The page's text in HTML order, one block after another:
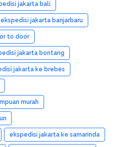
jakarta bali
ekspedisi jakarta banjarbaru
to door
jakarta bontang
jakarta ke brebes
murah
ekspedisi jakarta ke samarinda